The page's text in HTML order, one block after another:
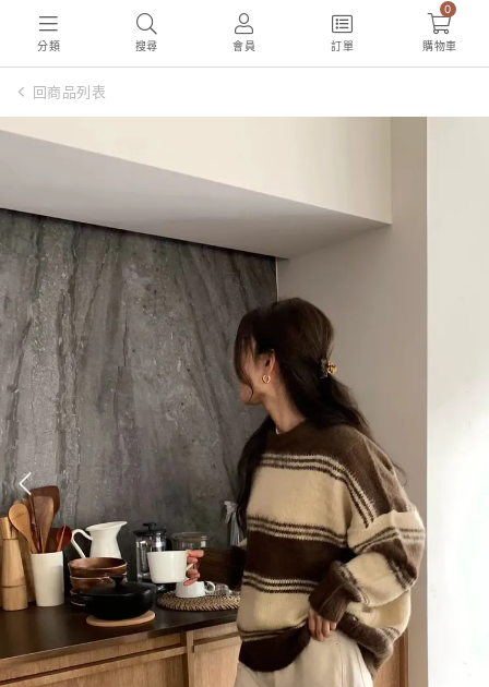
分類 搜尋 會員 訂單
0
購物車
回商品列表